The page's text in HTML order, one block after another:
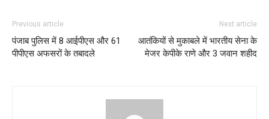
Previous article
पंजाब पुलिस में 8 आईपीएस और 61
पीपीएस अफसरों के तबादले
Next article
आतंकियों से मुकाबले में भारतीय सेना के
मेजर केपीके राणे और 3 जवान शहीद